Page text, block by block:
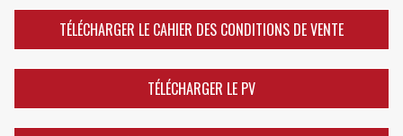
TÉLÉCHARGER LE CAHIER DES CONDITIONS DE VENTE
TÉLÉCHARGER LE PV